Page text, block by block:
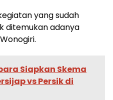
yang sudah
ditemukan adanya
Siapkan Skema
vs Persik di